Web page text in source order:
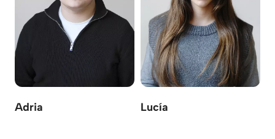
Adria Lucía